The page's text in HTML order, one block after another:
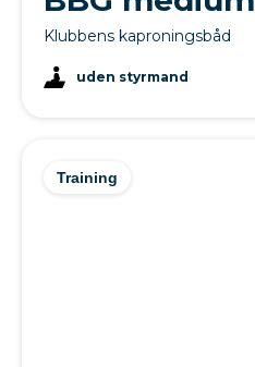
Klubbens kaproningsbåd
uden styrmand
Training